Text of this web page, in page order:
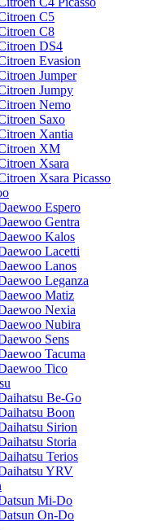
C5
C8
DS4
Evasion
Jumper
Jumpy
Nemo
Saxo
Xantia
XM
Xsara
Xsara Picasso
Espero
Gentra
Kalos
Lacetti
Lanos
Leganza
Matiz
Nexia
Nubira
Sens
Tacuma
Tico
Be-Go
Boon
Sirion
Storia
Terios
YRV
Mi-Do
On-Do